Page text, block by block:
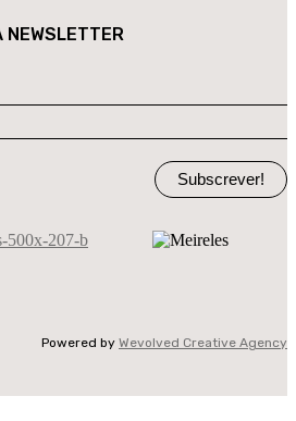
NEWSLETTER
Subscrever!
Powered by Wevolved Creative Agency